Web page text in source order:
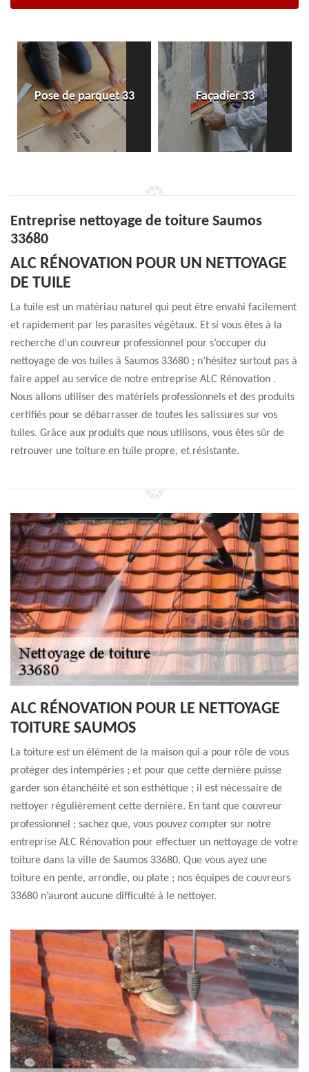
Pose de parquet 33 Façadier 33
Entreprise nettoyage de toiture Saumos
33680
ALC RÉNOVATION POUR UN NETTOYAGE
DE TUILE
La tuile est un matériau naturel qui peut être envahi facilement
et rapidement par les parasites végétaux. Et si vous êtes à la
recherche d’un couvreur professionnel pour s’occuper du
nettoyage de vos tuiles à Saumos 33680 ; n’hésitez surtout pas à
faire appel au service de notre entreprise ALC Rénovation .
Nous allons utiliser des matériels professionnels et des produits
certifiés pour se débarrasser de toutes les salissures sur vos
tuiles. Grâce aux produits que nous utilisons, vous êtes sûr de
retrouver une toiture en tuile propre, et résistante.
ALC RÉNOVATION POUR LE NETTOYAGE
TOITURE SAUMOS
La toiture est un élément de la maison qui a pour rôle de vous
protéger des intempéries ; et pour que cette dernière puisse
garder son étanchéité et son esthétique ; il est nécessaire de
nettoyer régulièrement cette dernière. En tant que couvreur
professionnel ; sachez que, vous pouvez compter sur notre
entreprise ALC Rénovation pour effectuer un nettoyage de votre
toiture dans la ville de Saumos 33680. Que vous ayez une
toiture en pente, arrondie, ou plate ; nos équipes de couvreurs
33680 n’auront aucune difficulté à le nettoyer.